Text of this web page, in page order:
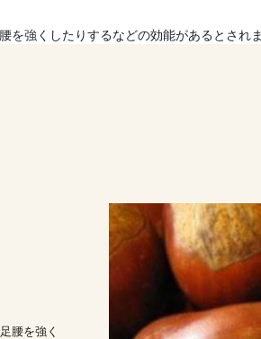
強くしたりするなどの効能があるとされ
腰を強く